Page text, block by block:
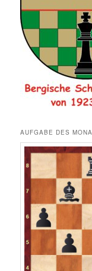
AUFGABE DES